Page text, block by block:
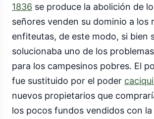
1836 se produce la abolición de
señores venden su dominio a los
enfiteutas, de este modo, si bien
solucionaba uno de los
para los campesinos pobres. El
fue sustituido por el poder
nuevos propietarios que
los pocos fundos vendidos con la